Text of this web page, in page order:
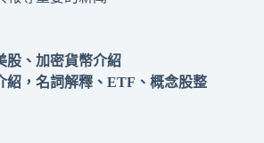
股、加密貨幣介紹
紹，名詞解釋、ETF、概念股整